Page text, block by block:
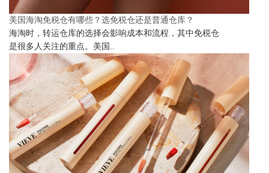
美国海淘免税仓有哪些？选免税仓还是普通仓库？
海淘时，转运仓库的选择会影响成本和流程，其中免税仓
是很多人关注的重点。美国..